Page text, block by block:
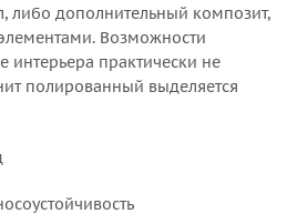
либо дополнительный композит,
Возможности
интерьера практически не
полированный выделяется